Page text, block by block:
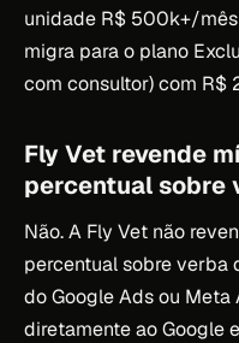
unidade R$ 500k+/mês
migra para o plano
com consultor) com R$
Fly Vet revende
percentual sobre
Não. A Fly Vet não
percentual sobre verba
do Google Ads ou Meta
diretamente ao Google